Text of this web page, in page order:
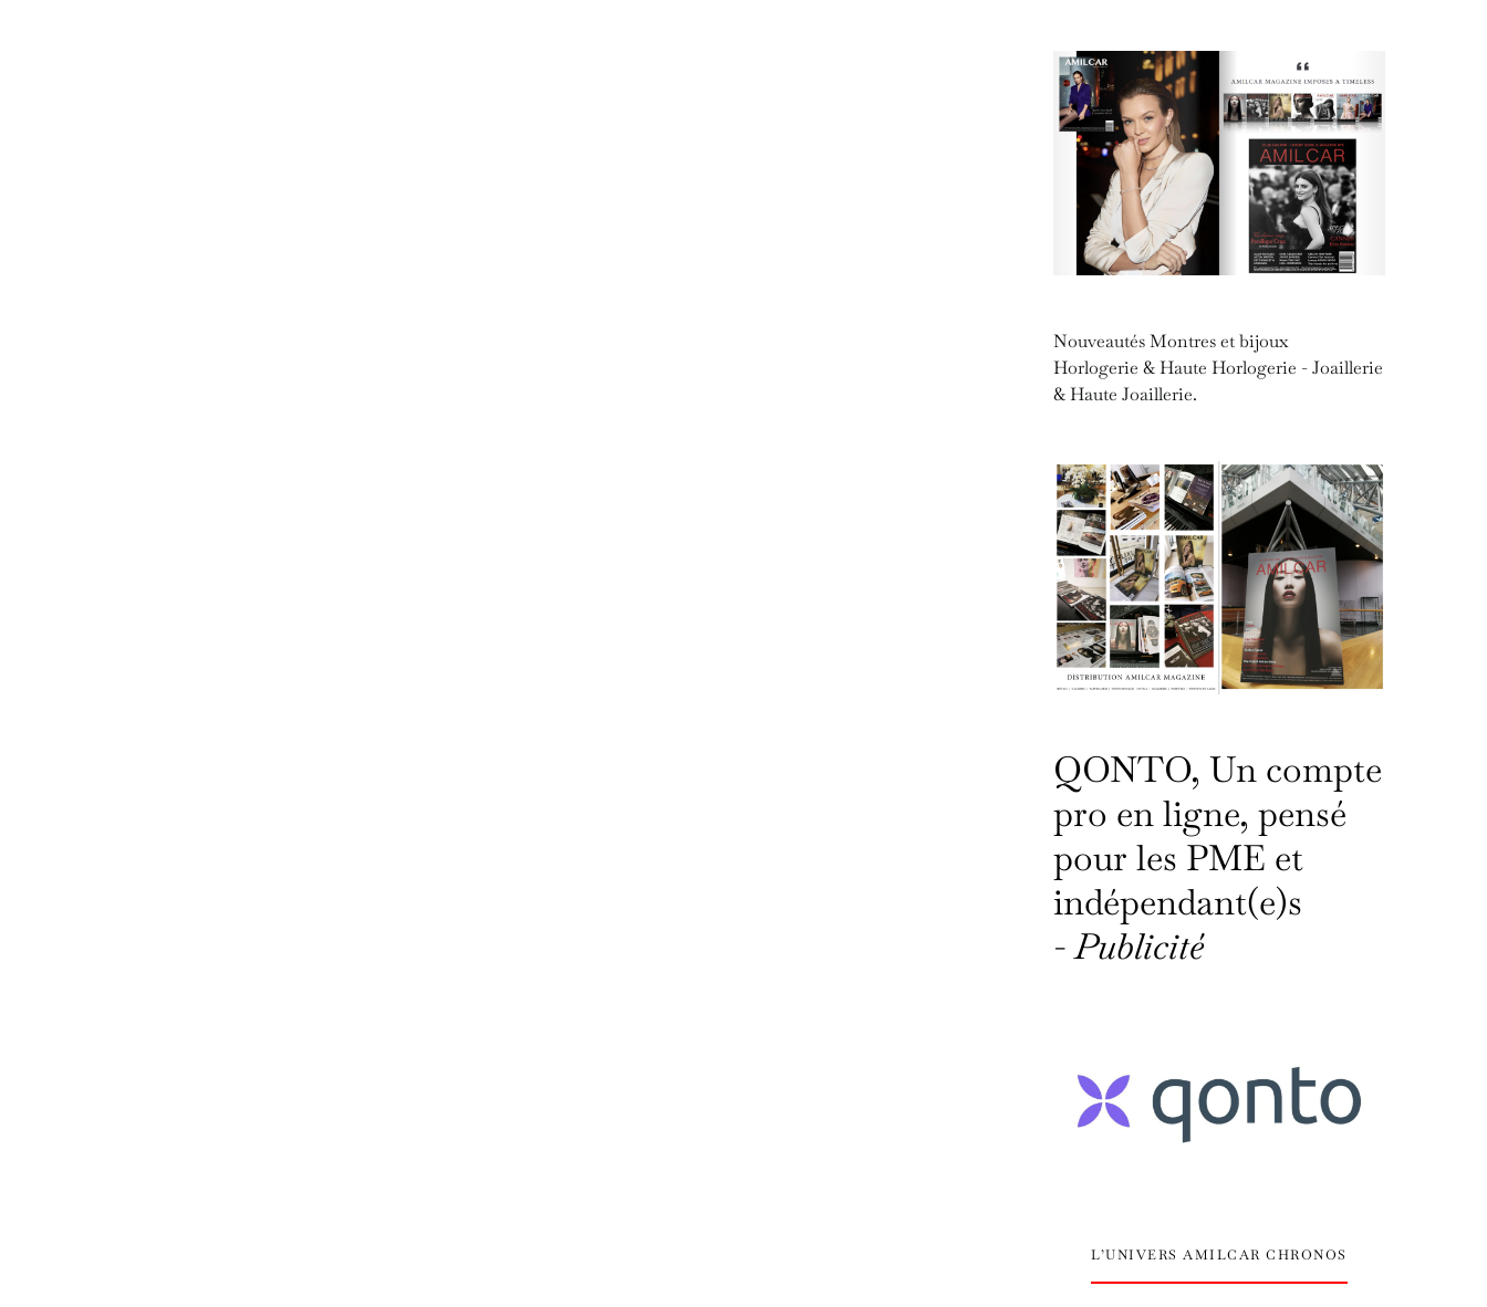
Nouveautés Montres et bijoux
Horlogerie & Haute Horlogerie - Joaillerie
& Haute Joaillerie.
QONTO, Un compte
pro en ligne, pensé
pour les PME et
indépendant(e)s
-Publicité
L’UNIVERS AMILCAR CHRONOS